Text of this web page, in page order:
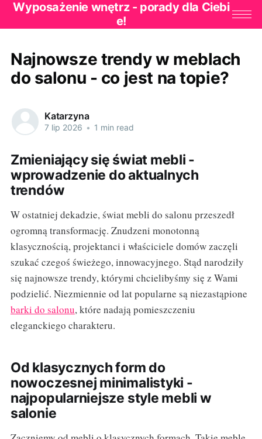
Wyposażenie wnętrz - porady dla Ciebi
e!
Najnowsze trendy w meblach
do salonu - co jest na topie?
Katarzyna
7 lip 2026 • 1 min read
Zmieniający się świat mebli -
wprowadzenie do aktualnych
trendów
W ostatniej dekadzie, świat mebli do salonu przeszedł
ogromną transformację. Znudzeni monotonną
klasycznością, projektanci i właściciele domów zaczęli
szukać czegoś świeżego, innowacyjnego. Stąd narodziły
się najnowsze trendy, którymi chcielibyśmy się z Wami
podzielić. Niezmiennie od lat popularne są niezastąpione
barki do salonu, które nadają pomieszczeniu
eleganckiego charakteru.
Od klasycznych form do
nowoczesnej minimalistyki -
najpopularniejsze style mebli w
salonie